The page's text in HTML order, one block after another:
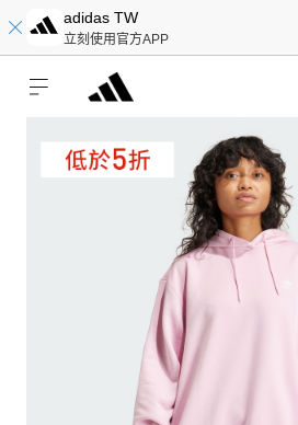
adidas TW
立刻使用官方APP